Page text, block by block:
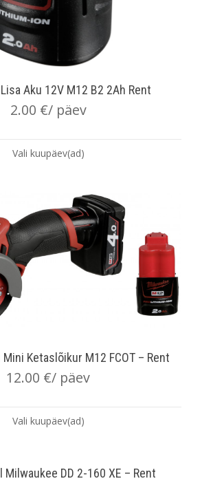
Aku 12V M12 B2 2Ah Rent
2.00 €/ päev
Vali kuupäev(ad)
Ketaslõikur M12 FCOT – Rent
12.00 €/ päev
Vali kuupäev(ad)
DD 2-160 XE – Rent